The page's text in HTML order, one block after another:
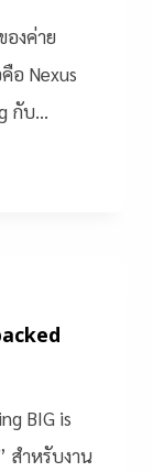
งค่าย
อ Nexus
กับ…
BIG is
สำหรับงาน